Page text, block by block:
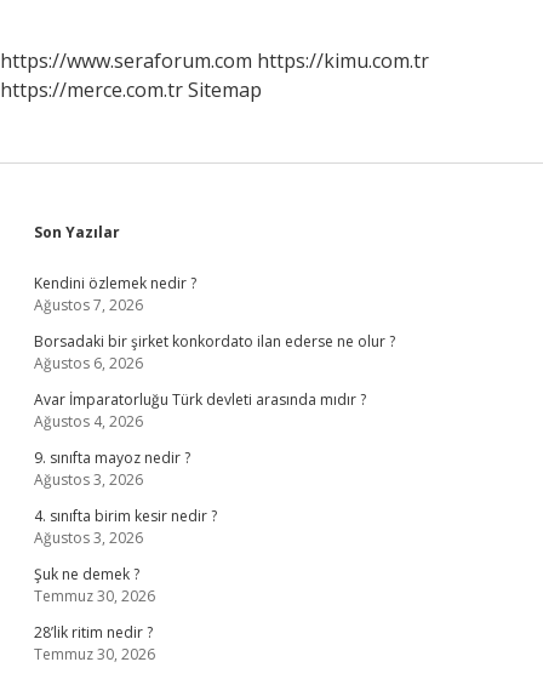
https://www.seraforum.com https://kimu.com.tr
https://merce.com.trSitemap
Sidebar
Son Yazılar
Kendini özlemek nedir ?
Ağustos 7, 2026
Borsadaki bir şirket konkordato ilan ederse ne olur ?
Ağustos 6, 2026
Avar İmparatorluğu Türk devleti arasında mıdır ?
Ağustos 4, 2026
9. sınıfta mayoz nedir ?
Ağustos 3, 2026
4. sınıfta birim kesir nedir ?
Ağustos 3, 2026
Şuk ne demek ?
Temmuz 30, 2026
28’lik ritim nedir ?
Temmuz 30, 2026